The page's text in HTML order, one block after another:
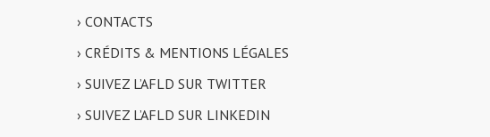
› CONTACTS
› CRÉDITS & MENTIONS LÉGALES
› SUIVEZ L’AFLD SUR TWITTER
› SUIVEZ L’AFLD SUR LINKEDIN